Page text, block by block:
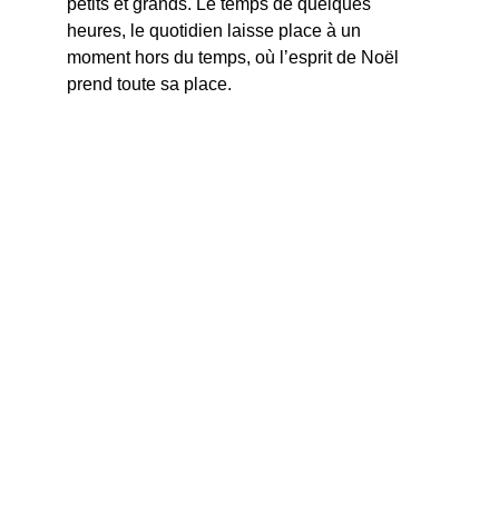
petits et grands. Le temps de quelques
heures, le quotidien laisse place à un
moment hors du temps, où l’esprit de Noël
prend toute sa place.